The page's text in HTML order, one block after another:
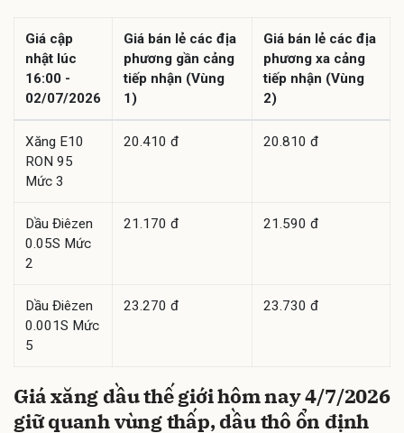
Giá cập
nhật lúc
16:00 -
02/07/2026
Giá bán lẻ các địa
phương gần cảng
tiếp nhận (Vùng
1)
Giá bán lẻ các địa
phương xa cảng
tiếp nhận (Vùng
2)
Xăng E10
RON 95
Mức 3
20.410 đ 20.810 đ
Dầu Điêzen
0.05S Mức
2
21.170 đ 21.590 đ
Dầu Điêzen
0.001S Mức
5
23.270 đ 23.730 đ
Giá xăng dầu thế giới hôm nay 4/7/2026
giữ quanh vùng thấp, dầu thô ổn định